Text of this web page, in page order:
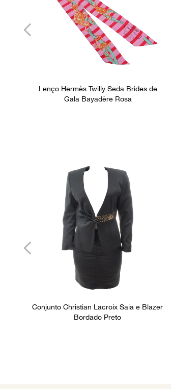
Lenço Hermès Twilly Seda Brides de
Gala Bayadère Rosa
Conjunto Christian Lacroix Saia e Blazer
Bordado Preto